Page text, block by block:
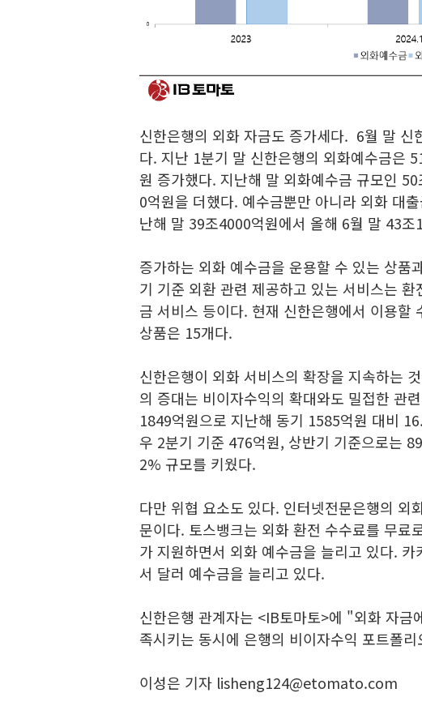
신한은행의 외화 자금도 증가세다. 6월 말 신
다. 지난 1분기 말 신한은행의 외화예수금은
원 증가했다. 지난해 말 외화예수금 규모인
0억원을 더했다. 예수금뿐만 아니라 외화 대
난해 말 39조4000억원에서 올해 6월 말 43조
증가하는 외화 예수금을 운용할 수 있는 상품
기 기준 외환 관련 제공하고 있는 서비스는
금 서비스 등이다. 현재 신한은행에서 이용할
상품은 15개다.
신한은행이 외화 서비스의 확장을 지속하는
의 증대는 비이자수익의 확대와도 밀접한 관
1849억원으로 지난해 동기 1585억원 대비
우 2분기 기준 476억원, 상반기 기준으로는
2% 규모를 키웠다.
다만 위협 요소도 있다. 인터넷전문은행의 외
문이다. 토스뱅크는 외화 환전 수수료를 무료
가 지원하면서 외화 예수금을 늘리고 있다.
서 달러 예수금을 늘리고 있다.
신한은행 관계자는 <IB토마토>에 "외화 자금
족시키는 동시에 은행의 비이자수익 포트폴
이성은 기자 lisheng124@etomato.com